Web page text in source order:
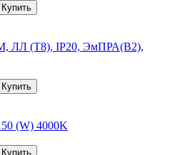
ЛЛ (T8), IP20, ЭмПРА(B2),
(W) 4000K